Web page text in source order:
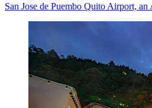
San Jose de Puembo Quito Airport,